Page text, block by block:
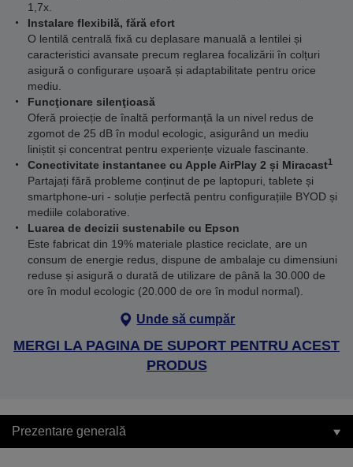
1,7x.
Instalare flexibilă, fără efort
O lentilă centrală fixă cu deplasare manuală a lentilei și
caracteristici avansate precum reglarea focalizării în colțuri
asigură o configurare ușoară și adaptabilitate pentru orice
mediu.
Funcţionare silenţioasă
Oferă proiecție de înaltă performanță la un nivel redus de
zgomot de 25 dB în modul ecologic, asigurând un mediu
liniștit și concentrat pentru experiențe vizuale fascinante.
Conectivitate instantanee cu Apple AirPlay 2 și Miracast1
Partajați fără probleme conținut de pe laptopuri, tablete și
smartphone-uri - soluție perfectă pentru configurațiile BYOD și
mediile colaborative.
Luarea de decizii sustenabile cu Epson
Este fabricat din 19% materiale plastice reciclate, are un
consum de energie redus, dispune de ambalaje cu dimensiuni
reduse și asigură o durată de utilizare de până la 30.000 de
ore în modul ecologic (20.000 de ore în modul normal).
Unde să cumpăr
MERGI LA PAGINA DE SUPORT PENTRU ACEST
PRODUS
Prezentare generală